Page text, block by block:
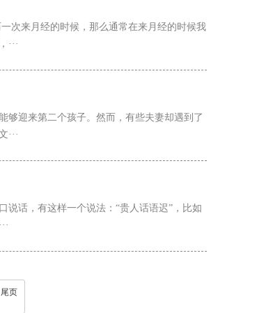
次来月经的时候，那么通常在来月经的时候我
够迎来第二个孩子。然而，有些夫妻却遇到了
话，有这样一个说法：“贵人话语迟”，比如
尾页